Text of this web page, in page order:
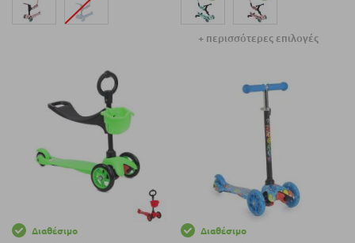
+ περισσότερες επιλογές
Διαθέσιμο Διαθέσιμο